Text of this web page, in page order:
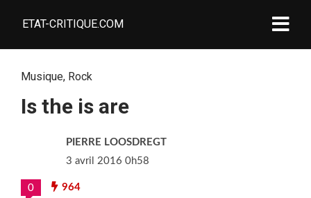
ETAT-CRITIQUE.COM
Musique, Rock
Is the is are
PIERRE LOOSDREGT
3 avril 2016 0h58
0 964